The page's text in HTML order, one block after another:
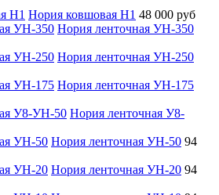
Нория ковшовая Н1 48 000 руб
Нория ленточная УН-350
Нория ленточная УН-250
Нория ленточная УН-175
Нория ленточная У8-
Нория ленточная УН-50 94
Нория ленточная УН-20 94